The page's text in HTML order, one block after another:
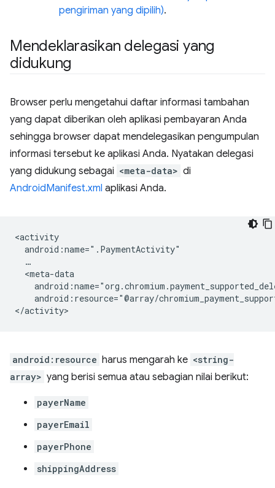
pengiriman yang dipilih).
Mendeklarasikan delegasi yang
didukung
Browser perlu mengetahui daftar informasi tambahan
yang dapat diberikan oleh aplikasi pembayaran Anda
sehingga browser dapat mendelegasikan pengumpulan
informasi tersebut ke aplikasi Anda. Nyatakan delegasi
yang didukung sebagai <meta-data> di
AndroidManifest.xml aplikasi Anda.
android:resource="@array/
android:resource harus mengarah ke <string-
array> yang berisi semua atau sebagian nilai berikut:
payerName
payerEmail
payerPhone
shippingAddress